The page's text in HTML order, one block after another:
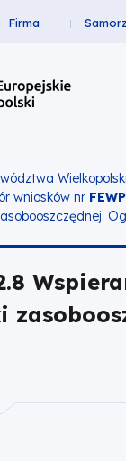
Firma
wniosków nr